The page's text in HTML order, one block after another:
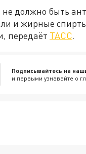
должно быть
и жирные
передаёт ТАСС.
Подписывайтесь на
и первыми узнавайте о